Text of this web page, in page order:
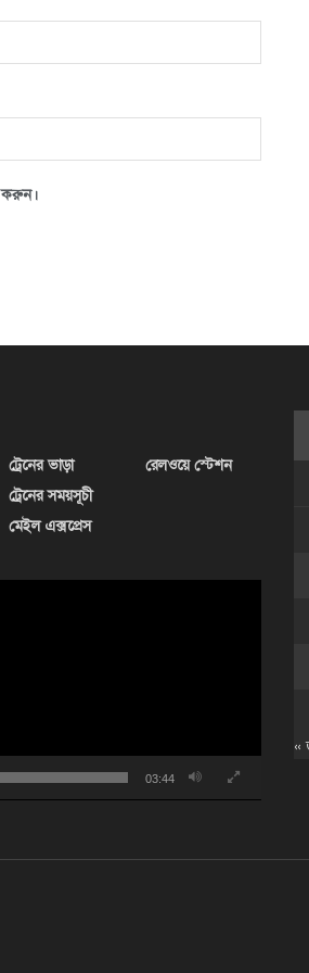
করুন।
ট্রেনের ভাড়া
ট্রেনের সময়সূচী
মেইল এক্সপ্রেস
রেলওয়ে স্টেশন
03:44
«